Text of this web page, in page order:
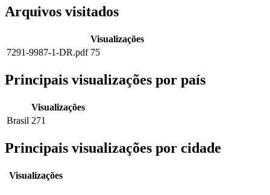
Arquivos visitados
Visualizações
7291-9987-1-DR.pdf 75
Principais visualizações por país
Visualizações
Brasil 271
Principais visualizações por cidade
Visualizações